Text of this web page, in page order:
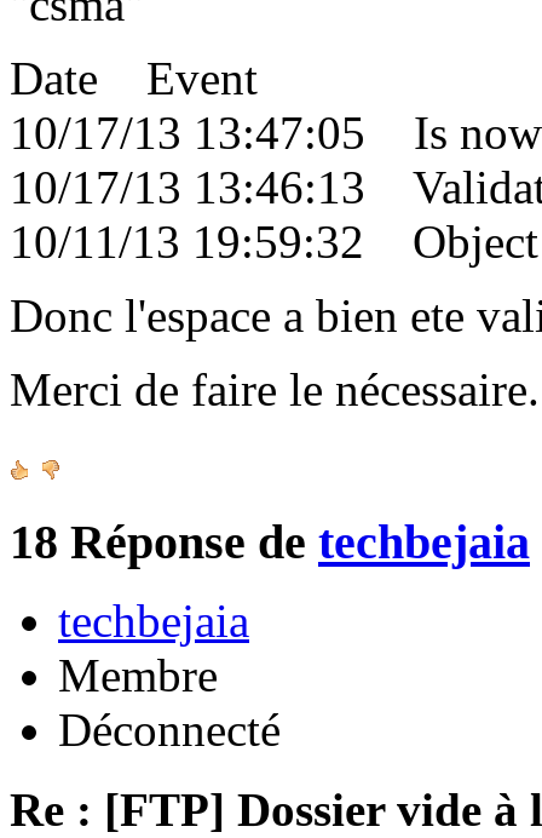
Date Event
10/17/13 13:47:05 Is
10/17/13 13:46:13
10/11/13 19:59:32
Donc l'espace a bien ete
Merci de faire le
18 Réponse de techbejaia
techbejaia
Membre
Déconnecté
Re : [FTP] Dossier vide à